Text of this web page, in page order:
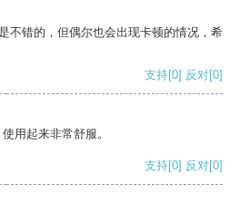
不错的，但偶尔也会出现卡顿的情况，希
支持[0] 反对[0]
用起来非常舒服。
支持[0] 反对[0]